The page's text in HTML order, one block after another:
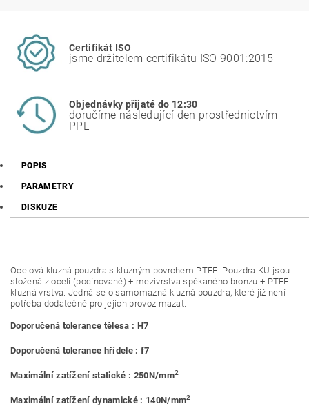
Certifikát ISO
jsme držitelem certifikátu ISO 9001:2015
Objednávky přijaté do 12:30
doručíme následující den prostřednictvím
PPL
POPIS
PARAMETRY
DISKUZE
Ocelová kluzná pouzdra s kluzným povrchem PTFE. Pouzdra KU jsou
složená z oceli (pocínované) + mezivrstva spékaného bronzu + PTFE
kluzná vrstva. Jedná se o samomazná kluzná pouzdra, které již není
potřeba dodatečně pro jejich provoz mazat.
Doporučená tolerance tělesa : H7
Doporučená tolerance hřídele : f7
Maximální zatížení statické : 250N/mm2
Maximální zatížení dynamické : 140N/mm2